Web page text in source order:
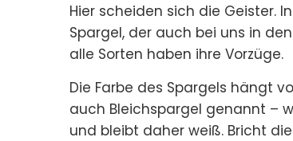
Hier scheiden sich die Geister.
Spargel, der auch bei uns in
alle Sorten haben ihre Vorzüge.
Die Farbe des Spargels hängt
auch Bleichspargel genannt –
und bleibt daher weiß. Bricht